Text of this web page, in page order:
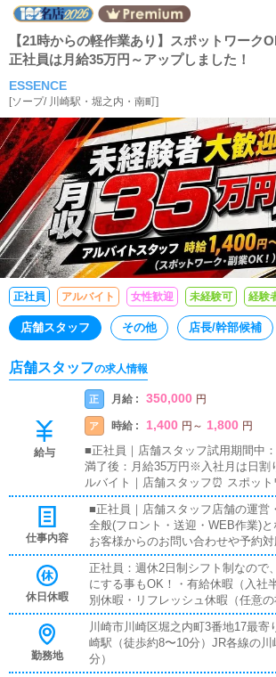
【21時からの軽作業あり】スポットワーク
正社員は月給35万円～アップしました！
ESSENCE
[ソープ/ 川崎駅・堀之内・南町]
正社員 アルバイト 女性歓迎 未経験可 経験
店舗スタッフ その他 店長/幹部候補
店舗スタッフの求人情報
給与
正 月給 : 350,000 円
ア 時給 : 1,400 円 ～ 1,800 円
■正社員｜店舗スタッフ試用期間中
満了後：月給35万円※入社月は日割
ルバイト｜店舗スタッフ⏰ スポッ
スポットご希望の方は21時以降～軽
績による）・昇給(年2回、能力次第
保険完備・残業代支給・扶養手当（
円）・子供手当（お子様1名につき
当・役職手当・大入り袋（業績によ
まで支給・日払い制度あり・社員
望者のみ参加）・1R寮完備（家賃
（TOEIC700以上、HSK５級以上[中
0,000円）
仕事内容
■正社員｜店舗スタッフ店舗の運営
全般(フロント・送迎・WEB作業)
お客様からのお問い合わせや予約対
ストの画像やプロフィール、シフ
お客様、女性キャスト対応お客様
様のご案内●マネジメントキャスト
ール確認●その他清掃や備品管理等
業務入社後は、新人スタッフ一人
先輩スタッフがマンツーマンでつき
じて、業務の順番・スピードを臨機
す。わからないところを聞きやす
休日休暇
正社員：週休2日制シフト制なので
にする事もOK！・有給休暇（入社
別休暇・リフレッシュ休暇（任意の
勤務地
川崎市川崎区堀之内町3番地17最寄
崎駅（徒歩約8〜10分）JR各線の
分）